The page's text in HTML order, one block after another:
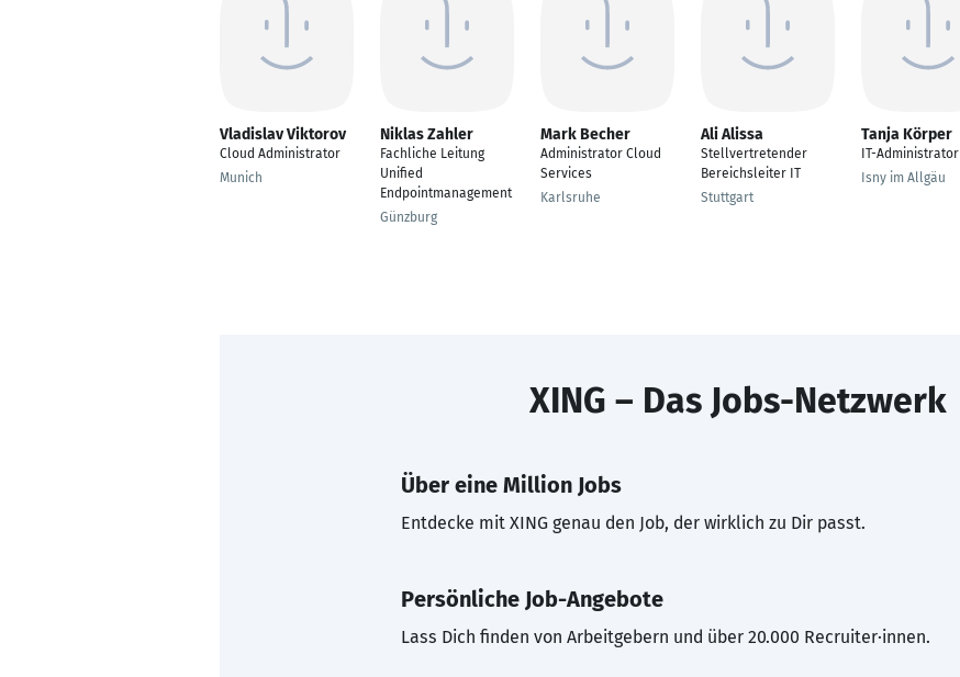
Vladislav Viktorov
Cloud Administrator
Munich
Niklas Zahler
Fachliche Leitung
Unified
Endpointmanagement
Günzburg
Mark Becher
Administrator Cloud
Services
Karlsruhe
Ali Alissa
Stellvertretender
Bereichsleiter IT
Stuttgart
Tanja Körper
IT-Administrator
Isny im Allgäu
XING – Das Jobs-Netzwerk
Über eine Million Jobs
Entdecke mit XING genau den Job, der wirklich zu Dir passt.
Persönliche Job-Angebote
Lass Dich finden von Arbeitgebern und über 20.000 Recruiter·innen.